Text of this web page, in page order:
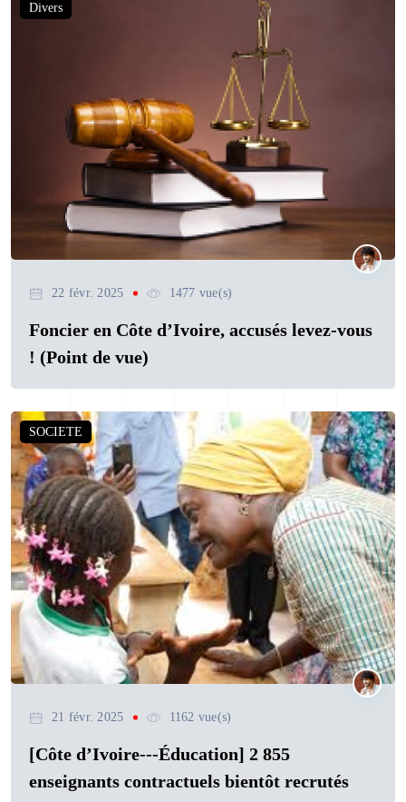
Divers
22 févr. 2025 1477 vue(s)
Foncier en Côte d’Ivoire, accusés levez-vous
! (Point de vue)
SOCIETE
21 févr. 2025 1162 vue(s)
[Côte d’Ivoire---Éducation] 2 855
enseignants contractuels bientôt recrutés